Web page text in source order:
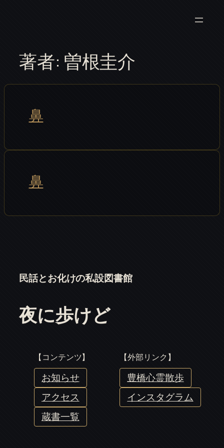
プ
著者: 曽根圭介
鼻
鼻
民話とお化けの私設図書館
夜に歩けど
【コンテンツ】
お知らせ
アクセス
蔵書一覧
【外部リンク】
豊橋心霊散歩
インスタグラム